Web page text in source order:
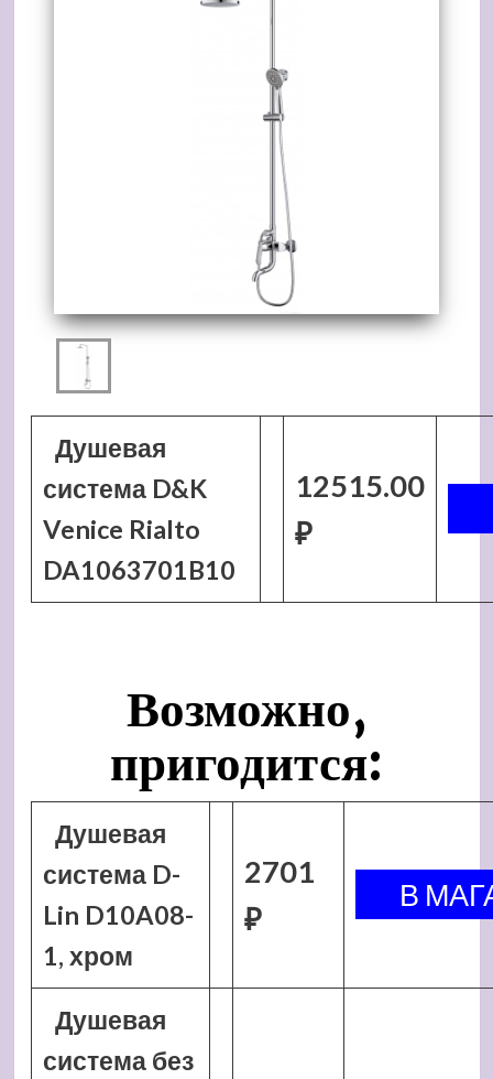
Душевая
система D&K
Venice Rialto
DA1063701B10
12515.00
₽
Возможно,
пригодится:
Душевая
система D-
Lin D10A08-
1, хром
2701
₽
Душевая
система без